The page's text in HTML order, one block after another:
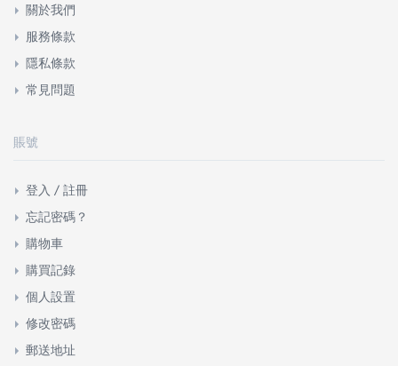
關於我們
服務條款
隱私條款
常見問題
賬號
登入 / 註冊
忘記密碼？
購物車
購買記錄
個人設置
修改密碼
郵送地址